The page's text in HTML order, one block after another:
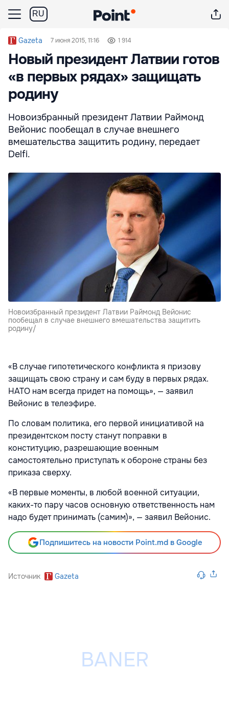
RU
Gazeta 7 июня 2015, 11:16 1 914
Новый президент Латвии готов
«в первых рядах» защищать
родину
Новоизбранный президент Латвии Раймонд
Вейонис пообещал в случае внешнего
вмешательства защитить родину, передает
Delfi.
Новоизбранный президент Латвии Раймонд Вейонис
пообещал в случае внешнего вмешательства защитить
родину/
«В случае гипотетического конфликта я призову
защищать свою страну и сам буду в первых рядах.
НАТО нам всегда придет на помощь», — заявил
Вейонис в телеэфире.
По словам политика, его первой инициативой на
президентском посту станут поправки в
конституцию, разрешающие военным
самостоятельно приступать к обороне страны без
приказа сверху.
«В первые моменты, в любой военной ситуации,
каких-то пару часов основную ответственность нам
надо будет принимать (самим)», — заявил Вейонис.
Подпишитесь на новости Point.md в Google
Источник Gazeta